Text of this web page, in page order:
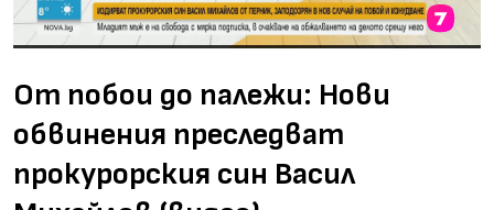
От побои до палежи: Нови
обвинения преследват
прокурорския син Васил